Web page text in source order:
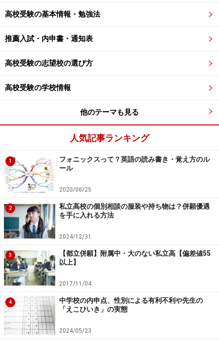
高校受験の基本情報・勉強法
推薦入試・内申書・通知表
高校受験の志望校の選び方
高校受験の学校情報
他のテーマも見る
人気記事ランキング
1
フォニックスって？英語の読み書き・覚え方のル
ール
2020/06/25
2
私立高校の個別相談の服装や持ち物は？併願優遇
を手に入れる方法
2024/12/31
3
【都立併願】附属中・大のない私立高【偏差値55
以上】
2017/11/04
4
中学校の内申点、性別による有利不利や先生の
「えこひいき」の実態
2024/05/23